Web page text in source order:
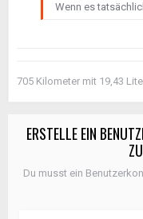
Wenn es
705 Kilometer mit 19,43
ERSTELLE EIN
Du musst ein